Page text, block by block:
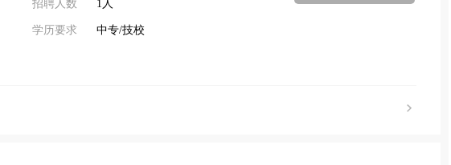
招聘人数 1人
学历要求 中专/技校